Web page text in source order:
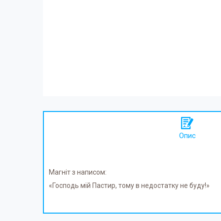
Опис
Магніт з написом:
«Господь мій Пастир, тому в недостатку не буду!»